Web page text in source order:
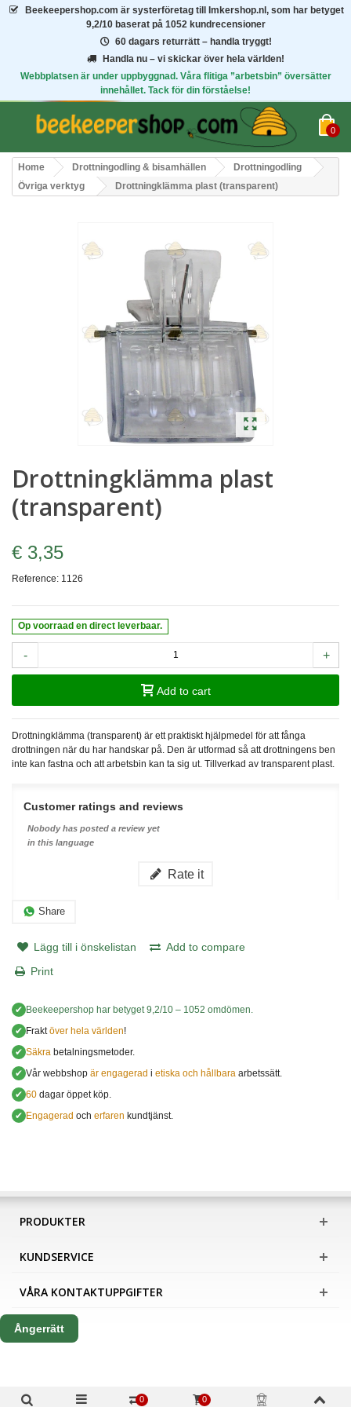
Beekeepershop.com är systerföretag till Imkershop.nl, som har betyget
9,2/10 baserat på 1052 kundrecensioner
60 dagars returrätt – handla tryggt!
Handla nu – vi skickar över hela världen!
Webbplatsen är under uppbyggnad. Våra flitiga ”arbetsbin” översätter
innehållet. Tack för din förståelse!
0
Home Drottningodling & bisamhällen
Drottningodling
Övriga verktyg
Drottningklämma plast (transparent)
Drottningklämma plast
(transparent)
€ 3,35
Reference: 1126
Op voorraad en direct leverbaar.
- +
Add to cart
Drottningklämma (transparent) är ett praktiskt hjälpmedel för att fånga
drottningen när du har handskar på. Den är utformad så att drottningens ben
inte kan fastna och att arbetsbin kan ta sig ut. Tillverkad av transparent plast.
Customer ratings and reviews
Nobody has posted a review yet
in this language
Rate it
Share
Lägg till i önskelistan
Add to compare
Print
✔ Beekeepershop har betyget 9,2/10 – 1052 omdömen.
✔ Fraktöver hela världen!
✔ Säkra betalningsmetoder.
✔ Vår webbshop är engagerad i etiska och hållbara arbetssätt.
✔ 60 dagar öppet köp.
✔ Engagerad och erfaren kundtjänst.
PRODUKTER
KUNDSERVICE
VÅRA KONTAKTUPPGIFTER
Ångerrätt
0 0